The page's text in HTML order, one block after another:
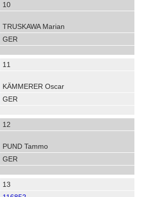
10
TRUSKAWA Marian
GER
11
KÄMMERER Oscar
GER
12
PUND Tammo
GER
13